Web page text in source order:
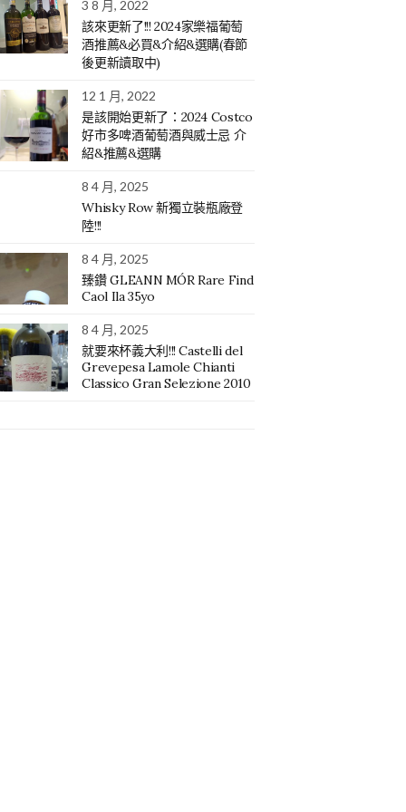
3 8 月, 2022
該來更新了!!! 2024家樂福葡萄
酒推薦&必買&介紹&選購(春節
後更新讀取中)
12 1 月, 2022
是該開始更新了：2024 Costco
好市多啤酒葡萄酒與威士忌 介
紹&推薦&選購
8 4 月, 2025
Whisky Row 新獨立裝瓶廠登
陸!!!
8 4 月, 2025
臻鑽 GLEANN MÓR Rare Find
Caol Ila 35yo
8 4 月, 2025
就要來杯義大利!!! Castelli del
Grevepesa Lamole Chianti
Classico Gran Selezione 2010